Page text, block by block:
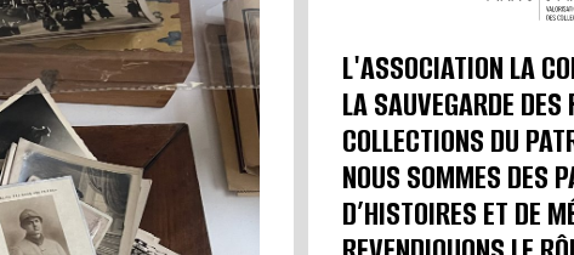
L'ASSOCIATION LA
LA SAUVEGARDE DES
COLLECTIONS DU
NOUS SOMMES DES
D’HISTOIRES ET DE